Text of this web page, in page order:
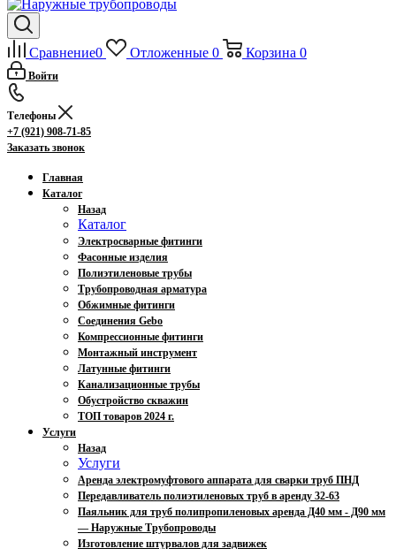
Сравнение0 Отложенные 0 Корзина 0
Войти
Телефоны
+7 (921) 908-71-85
Заказать звонок
Главная
Каталог
Назад
Каталог
Электросварные фитинги
Фасонные изделия
Полиэтиленовые трубы
Трубопроводная арматура
Обжимные фитинги
Соединения Gebo
Компрессионные фитинги
Монтажный инструмент
Латунные фитинги
Канализационные трубы
Обустройство скважин
ТОП товаров 2024 г.
Услуги
Назад
Услуги
Аренда электромуфтового аппарата для сварки труб ПНД
Передавливатель полиэтиленовых труб в аренду 32-63
Паяльник для труб полипропиленовых аренда Д40 мм - Д90 мм
— Наружные Трубопроводы
Изготовление штурвалов для задвижек